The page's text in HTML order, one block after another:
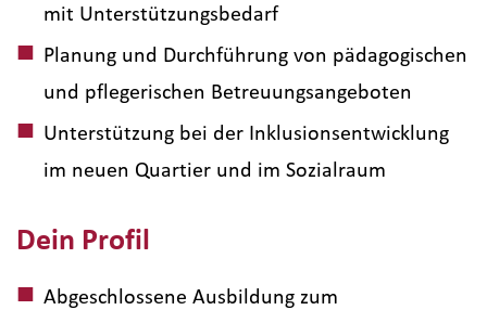
mit Unterstützungsbedarf
Planung und Durchführung von pädagogischen
und pflegerischen Betreuungsangeboten
Unterstützung bei der Inklusionsentwicklung
im neuen Quartier und im Sozialraum
Dein Profil
Abgeschlossene Ausbildung zum